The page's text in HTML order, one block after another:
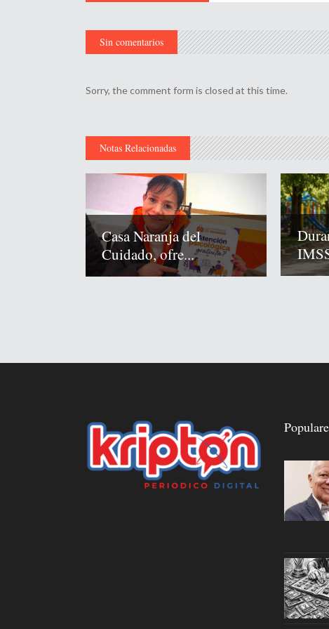
Sin comentarios
Sorry, the comment form is closed at this time.
Notas Relacionadas
Casa Naranja del
Cuidado, ofre...